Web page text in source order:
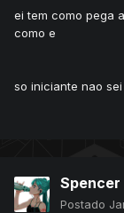
ei tem como pega
como e
so iniciante nao
Spencer
Postado